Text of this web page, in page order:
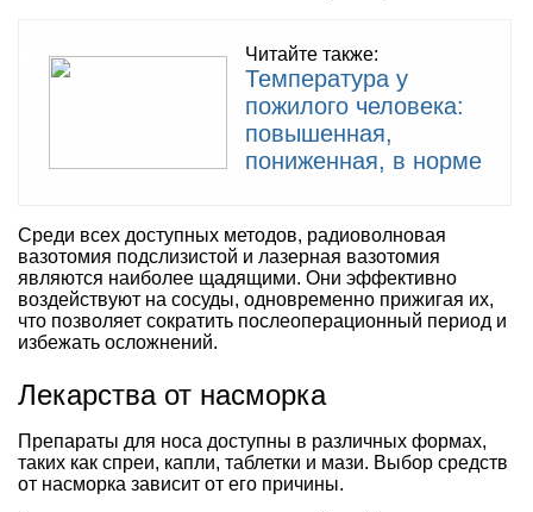
Читайте также:
Температура у
пожилого человека:
повышенная,
пониженная, в норме
Среди всех доступных методов, радиоволновая
вазотомия подслизистой и лазерная вазотомия
являются наиболее щадящими. Они эффективно
воздействуют на сосуды, одновременно прижигая их,
что позволяет сократить послеоперационный период и
избежать осложнений.
Лекарства от насморка
Препараты для носа доступны в различных формах,
таких как спреи, капли, таблетки и мази. Выбор средств
от насморка зависит от его причины.